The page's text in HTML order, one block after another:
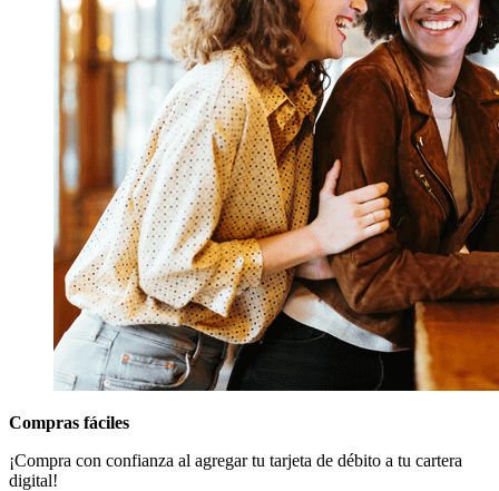
Compras fáciles
¡Compra con confianza al agregar tu tarjeta de débito a tu cartera
digital!